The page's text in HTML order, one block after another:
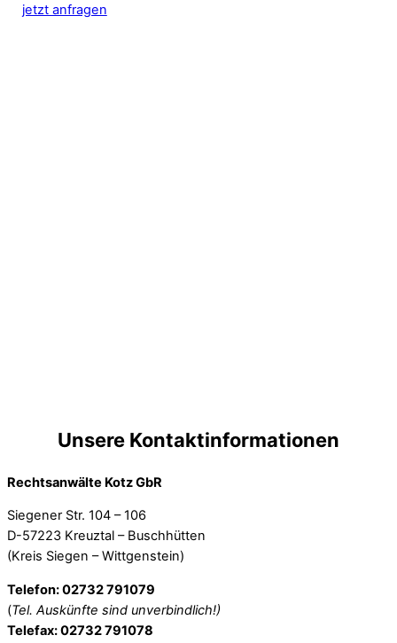
jetzt anfragen
Unsere Kontaktinformationen
Rechtsanwälte Kotz GbR
Siegener Str. 104 – 106
D-57223 Kreuztal – Buschhütten
(Kreis Siegen – Wittgenstein)
Telefon: 02732 791079
(Tel. Auskünfte sind unverbindlich!)
Telefax: 02732 791078